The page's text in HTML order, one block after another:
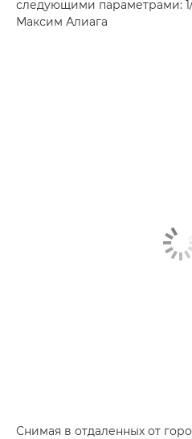
следующими параметрами:
Максим Алиага
Снимая в отдаленных от